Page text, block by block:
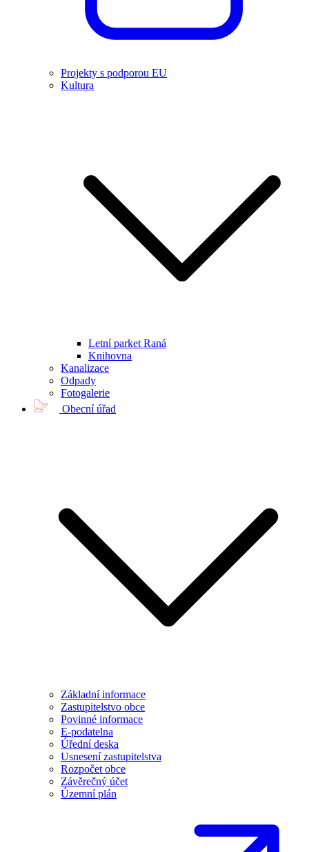
Projekty s podporou EU
Kultura
Letní parket Raná
Knihovna
Kanalizace
Odpady
Fotogalerie
Obecní úřad
Základní informace
Zastupitelstvo obce
Povinné informace
E-podatelna
Úřední deska
Usnesení zastupitelstva
Rozpočet obce
Závěrečný účet
Územní plán